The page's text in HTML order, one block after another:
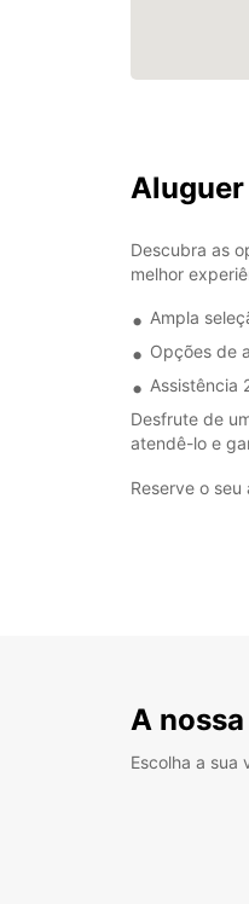
Aluguer
Descubra as
melhor
Ampla
Opções de
Assistência
Desfrute de
atendê-lo e
Reserve o
A
Escolha a sua